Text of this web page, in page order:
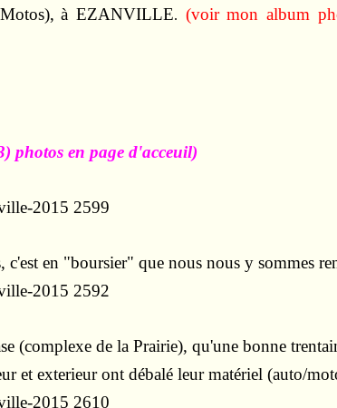
à EZANVILLE. (voir mon album
photos en page d'acceuil)
c'est en "boursier" que nous nous y sommes
(complexe de la Prairie), qu'une bonne
et exterieuront débalé leur matériel (auto/